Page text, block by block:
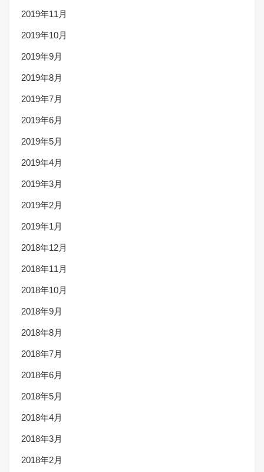
2019年11月
2019年10月
2019年9月
2019年8月
2019年7月
2019年6月
2019年5月
2019年4月
2019年3月
2019年2月
2019年1月
2018年12月
2018年11月
2018年10月
2018年9月
2018年8月
2018年7月
2018年6月
2018年5月
2018年4月
2018年3月
2018年2月